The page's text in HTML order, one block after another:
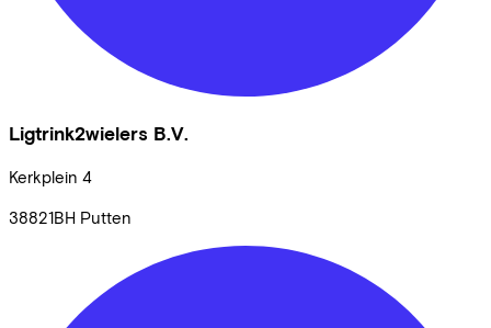
Ligtrink2wielers B.V.
Kerkplein 4
38821BH Putten